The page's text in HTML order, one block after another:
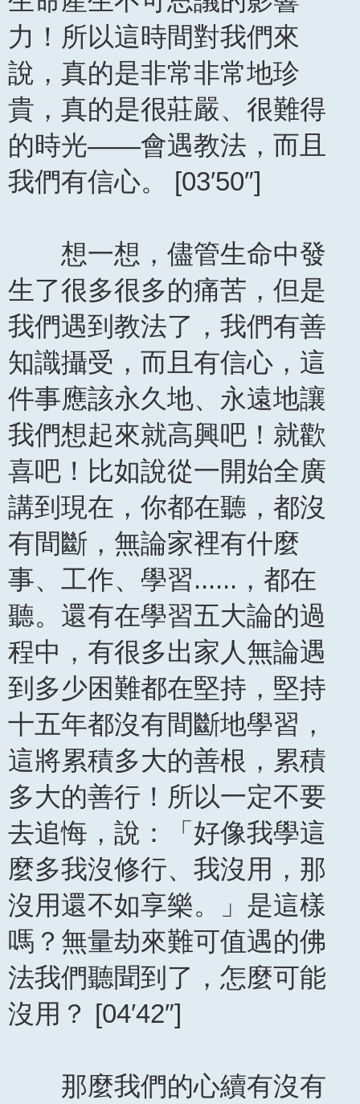
力！所以這時間對我們來
說，真的是非常非常地珍
貴，真的是很莊嚴、很難得
的時光——會遇教法，而且
我們有信心。 [03′50″]
想一想，儘管生命中發
生了很多很多的痛苦，但是
我們遇到教法了，我們有善
知識攝受，而且有信心，這
件事應該永久地、永遠地讓
我們想起來就高興吧！就歡
喜吧！比如說從一開始全廣
講到現在，你都在聽，都沒
有間斷，無論家裡有什麼
事、工作、學習......，都在
聽。還有在學習五大論的過
程中，有很多出家人無論遇
到多少困難都在堅持，堅持
十五年都沒有間斷地學習，
這將累積多大的善根，累積
多大的善行！所以一定不要
去追悔，說：「好像我學這
麼多我沒修行、我沒用，那
沒用還不如享樂。」是這樣
嗎？無量劫來難可值遇的佛
法我們聽聞到了，怎麼可能
沒用？ [04′42″]
那麼我們的心續有沒有